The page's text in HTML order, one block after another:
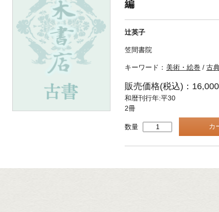
編
辻英子
笠間書院
キーワード： 美術・絵巻 / 古
販売価格(税込)：
和暦刊行年:平30
2冊
数量